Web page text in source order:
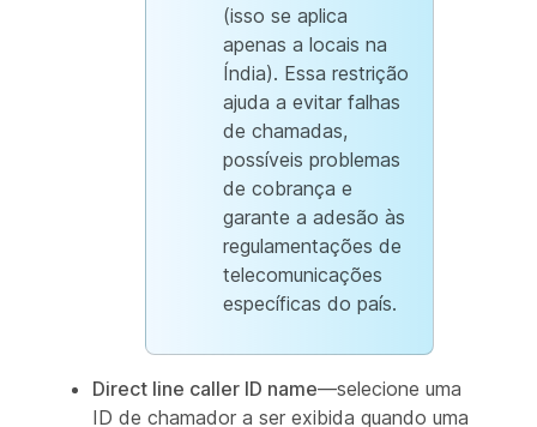
(isso se aplica
apenas a locais na
Índia). Essa restrição
ajuda a evitar falhas
de chamadas,
possíveis problemas
de cobrança e
garante a adesão às
regulamentações de
telecomunicações
específicas do país.
Direct line caller ID name—selecione uma
ID de chamador a ser exibida quando uma